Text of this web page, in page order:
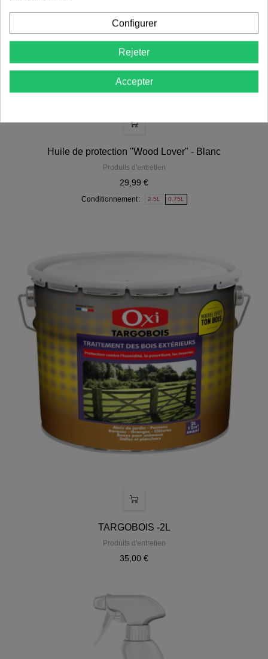
Huile de protection "Wood Lover" - Blanc
Produits d'entretien
29,99 €
Conditionnement 2.5L 0.75L
TARGOBOIS -2L
Produits d'entretien
35,00 €
Configurer
Rejeter
Accepter